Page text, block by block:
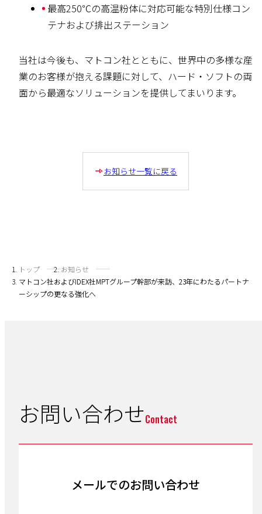
最高250℃の高温粉体に対応可能な特別仕様コン
テナおよび排出ステーション
当社は今後も、マトコン社とともに、世界中の多様な産
業のお客様が抱える課題に対して、ハード・ソフトの両
面から最適なソリューションを提供してまいります。
お知らせ一覧に戻る
トップ
お知らせ
マトコン社およびIDEX社MPTグループ幹部が来訪、23年にわたるパートナ
ーシップの更なる強化へ
お問い合わせContact
メールでのお問い合わせ